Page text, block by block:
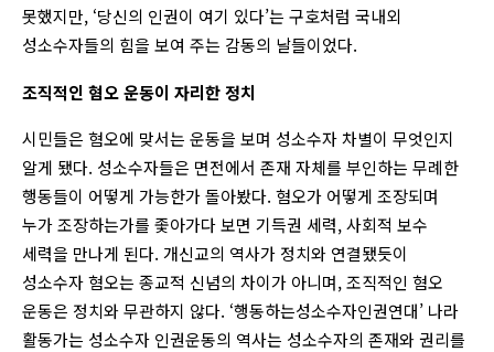
못했지만, ‘당신의 인권이 여기 있다’는 구호처럼 국내외
성소수자들의 힘을 보여 주는 감동의 날들이었다.
조직적인 혐오 운동이 자리한 정치
시민들은 혐오에 맞서는 운동을 보며 성소수자 차별이 무엇인지
알게 됐다. 성소수자들은 면전에서 존재 자체를 부인하는 무례한
행동들이 어떻게 가능한가 돌아봤다. 혐오가 어떻게 조장되며
누가 조장하는가를 좇아가다 보면 기득권 세력, 사회적 보수
세력을 만나게 된다. 개신교의 역사가 정치와 연결됐듯이
성소수자 혐오는 종교적 신념의 차이가 아니며, 조직적인 혐오
운동은 정치와 무관하지 않다. ‘행동하는성소수자인권연대’ 나라
활동가는 성소수자 인권운동의 역사는 성소수자의 존재와 권리를